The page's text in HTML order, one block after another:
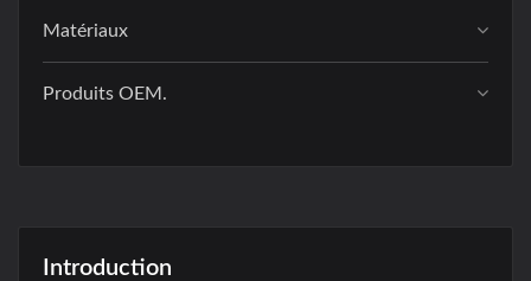
Matériaux
Produits OEM.
Introduction